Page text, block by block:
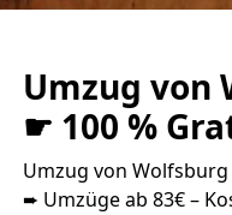
Umzug von
☛ 100 %
Umzug von
➨ Umzüge ab 83€ –